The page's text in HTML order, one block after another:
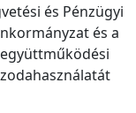
és Pénzügyi
és a